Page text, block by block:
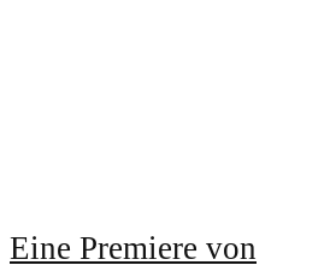
Eine Premiere von